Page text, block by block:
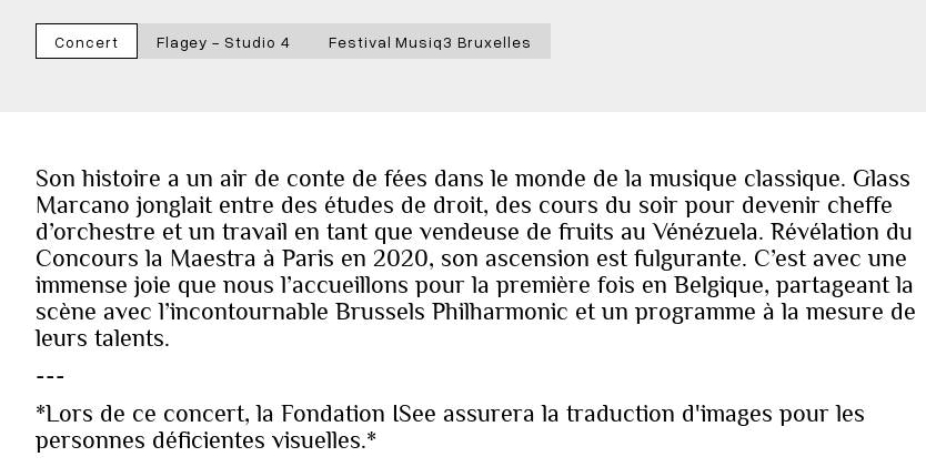
Concert Flagey - Studio 4 Festival Musiq3 Bruxelles
Son histoire a un air de conte de fées dans le monde de la musique classique. Glass
Marcano jonglait entre des études de droit, des cours du soir pour devenir cheffe
d’orchestre et un travail en tant que vendeuse de fruits au Vénézuela. Révélation du
Concours la Maestra à Paris en 2020, son ascension est fulgurante. C’est avec une
immense joie que nous l’accueillons pour la première fois en Belgique, partageant la
scène avec l’incontournable Brussels Philharmonic et un programme à la mesure de
leurs talents.
---
*Lors de ce concert, la Fondation ISee assurera la traduction d'images pour les
personnes déficientes visuelles.*